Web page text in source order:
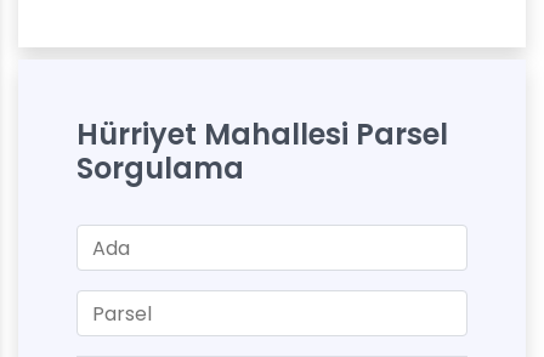
Hürriyet Mahallesi Parsel
Sorgulama